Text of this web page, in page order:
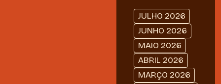
JULHO 2026
JUNHO 2026
MAIO 2026
ABRIL 2026
MARÇO 2026